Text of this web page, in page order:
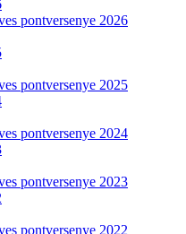
pontversenye 2026
pontversenye 2025
pontversenye 2024
pontversenye 2023
pontversenye 2022